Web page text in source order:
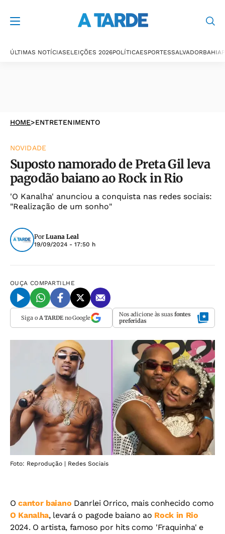
ÚLTIMAS NOTÍCIASELEIÇÕES 2026POLÍTICAESPORTESSALVADORBAHIA
HOME>ENTRETENIMENTO
NOVIDADE
Suposto namorado de Preta Gil leva
pagodão baiano ao Rock in Rio
'O Kanalha' anunciou a conquista nas redes sociais:
"Realização de um sonho"
Por Luana Leal
19/09/2024 - 17:50 h
OUÇA COMPARTILHE
Siga o A TARDEno Google Nos adicione às suas fontes
preferidas
Foto: Reprodução | Redes Sociais
Ocantor baiano Danrlei Orrico, mais conhecido como
O Kanalha, levará o pagode baiano ao Rock in Rio
2024. O artista, famoso por hits como 'Fraquinha' e